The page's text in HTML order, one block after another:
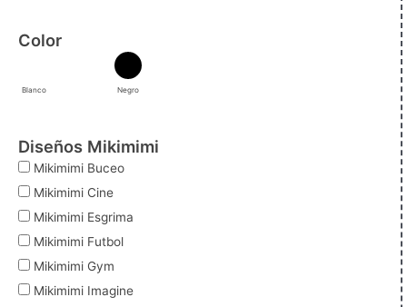
Color
Blanco Negro
Diseños Mikimimi
Mikimimi Buceo
Mikimimi Cine
Mikimimi Esgrima
Mikimimi Futbol
Mikimimi Gym
Mikimimi Imagine